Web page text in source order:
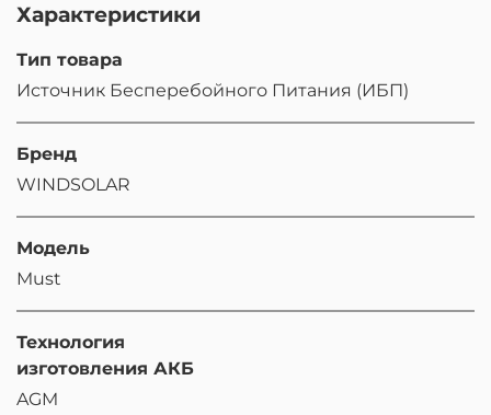
Характеристики
Тип товара
Источник Бесперебойного Питания (ИБП)
Бренд
WINDSOLAR
Модель
Must
Технология
изготовления АКБ
AGM